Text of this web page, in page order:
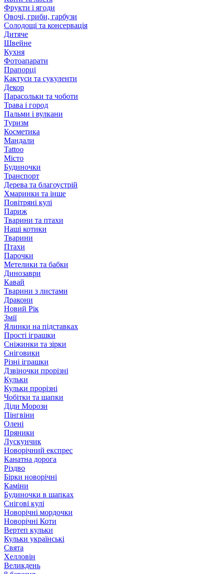
Фрукти і ягоди
Овочі, гриби, гарбузи
Солодощі та консервація
Дитяче
Швейне
Кухня
Фотоапарати
Прапорці
Кактуси та сукуленти
Декор
Парасольки та чоботи
Трава і город
Пальми і вулкани
Туризм
Косметика
Мандали
Tattoo
Місто
Будиночки
Транспорт
Дерева та благоустрій
Хмаринки та інше
Повітряні кулі
Париж
Тварини та птахи
Наші котики
Тварини
Птахи
Парочки
Метелики та бабки
Динозаври
Кавай
Тварини з листами
Дракони
Новий Рік
Змії
Ялинки на підставках
Прості іграшки
Сніжинки та зірки
Сніговики
Різні іграшки
Дзвіночки прорізні
Кульки
Кульки прорізні
Чобітки та шапки
Діди Морози
Пінгвіни
Олені
Пряники
Лускунчик
Новорічний експрес
Канатна дорога
Різдво
Бірки новорічні
Каміни
Будиночки в шапках
Снігові кулі
Новорічні мордочки
Новорічні Коти
Вертеп кульки
Кульки українські
Свята
Хелловін
Великдень